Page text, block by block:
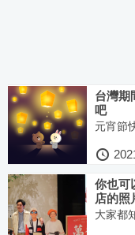
台灣期
吧
元宵節
你也可
店的照
大家都